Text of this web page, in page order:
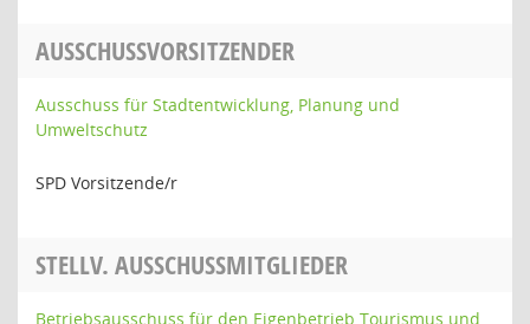
AUSSCHUSSVORSITZENDER
Ausschuss für Stadtentwicklung, Planung und
Umweltschutz
SPD Vorsitzende/r
STELLV. AUSSCHUSSMITGLIEDER
Betriebsausschuss für den Eigenbetrieb Tourismus und